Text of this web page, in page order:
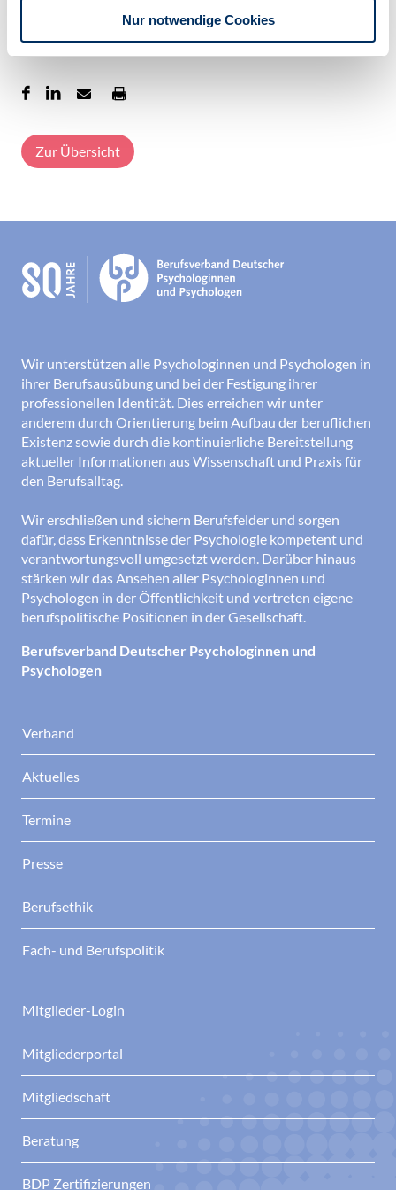
Nur notwendige Cookies
COVID-19
Zur Übersicht
Wir unterstützen alle Psychologinnen und Psychologen in
ihrer Berufsausübung und bei der Festigung ihrer
professionellen Identität. Dies erreichen wir unter
anderem durch Orientierung beim Aufbau der beruflichen
Existenz sowie durch die kontinuierliche Bereitstellung
aktueller Informationen aus Wissenschaft und Praxis für
den Berufsalltag.
Wir erschließen und sichern Berufsfelder und sorgen
dafür, dass Erkenntnisse der Psychologie kompetent und
verantwortungsvoll umgesetzt werden. Darüber hinaus
stärken wir das Ansehen aller Psychologinnen und
Psychologen in der Öffentlichkeit und vertreten eigene
berufspolitische Positionen in der Gesellschaft.
Berufsverband Deutscher Psychologinnen und
Psychologen
Verband
Aktuelles
Termine
Presse
Berufsethik
Fach- und Berufspolitik
Mitglieder-Login
Mitgliederportal
Mitgliedschaft
Beratung
BDP Zertifizierungen